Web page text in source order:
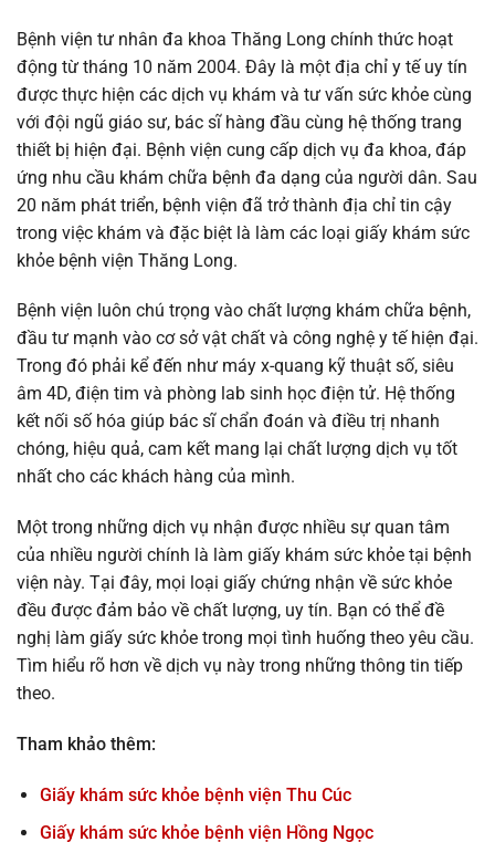
Bệnh viện tư nhân đa khoa Thăng Long chính thức hoạt
động từ tháng 10 năm 2004. Đây là một địa chỉ y tế uy tín
được thực hiện các dịch vụ khám và tư vấn sức khỏe cùng
với đội ngũ giáo sư, bác sĩ hàng đầu cùng hệ thống trang
thiết bị hiện đại. Bệnh viện cung cấp dịch vụ đa khoa, đáp
ứng nhu cầu khám chữa bệnh đa dạng của người dân. Sau
20 năm phát triển, bệnh viện đã trở thành địa chỉ tin cậy
trong việc khám và đặc biệt là làm các loại giấy khám sức
khỏe bệnh viện Thăng Long.
Bệnh viện luôn chú trọng vào chất lượng khám chữa bệnh,
đầu tư mạnh vào cơ sở vật chất và công nghệ y tế hiện đại.
Trong đó phải kể đến như máy x-quang kỹ thuật số, siêu
âm 4D, điện tim và phòng lab sinh học điện tử. Hệ thống
kết nối số hóa giúp bác sĩ chẩn đoán và điều trị nhanh
chóng, hiệu quả, cam kết mang lại chất lượng dịch vụ tốt
nhất cho các khách hàng của mình.
Một trong những dịch vụ nhận được nhiều sự quan tâm
của nhiều người chính là làm giấy khám sức khỏe tại bệnh
viện này. Tại đây, mọi loại giấy chứng nhận về sức khỏe
đều được đảm bảo về chất lượng, uy tín. Bạn có thể đề
nghị làm giấy sức khỏe trong mọi tình huống theo yêu cầu.
Tìm hiểu rõ hơn về dịch vụ này trong những thông tin tiếp
theo.
Tham khảo thêm:
Giấy khám sức khỏe bệnh viện Thu Cúc
Giấy khám sức khỏe bệnh viện Hồng Ngọc